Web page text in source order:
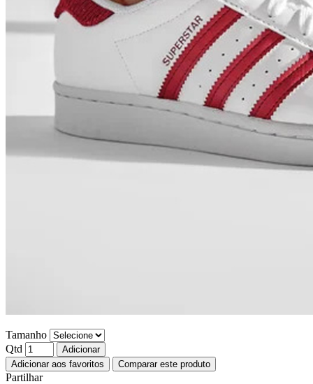
Tamanho
Qtd
Adicionar
Adicionar aos favoritos
Comparar este produto
Partilhar